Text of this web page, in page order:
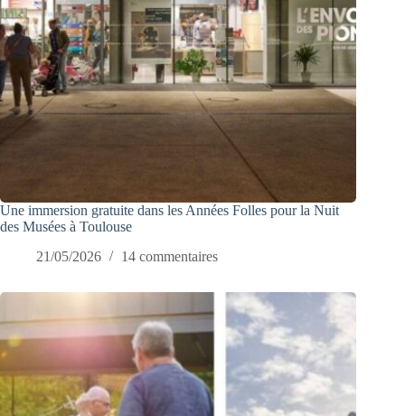
Une immersion gratuite dans les Années Folles pour la Nuit
des Musées à Toulouse
21/05/2026
14 commentaires